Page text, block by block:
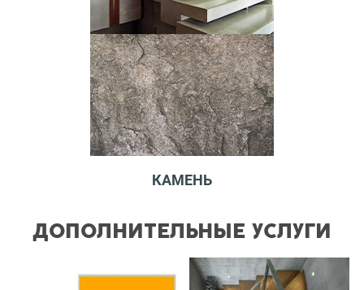
КАМЕНЬ
ДОПОЛНИТЕЛЬНЫЕ УСЛУГИ